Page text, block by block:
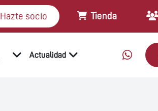
Hazte socio Tienda
Actualidad